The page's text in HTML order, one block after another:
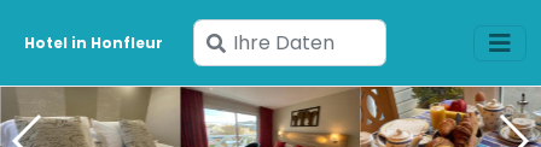
Hotel in Honfleur
Geben
Sie
Ihre
Daten